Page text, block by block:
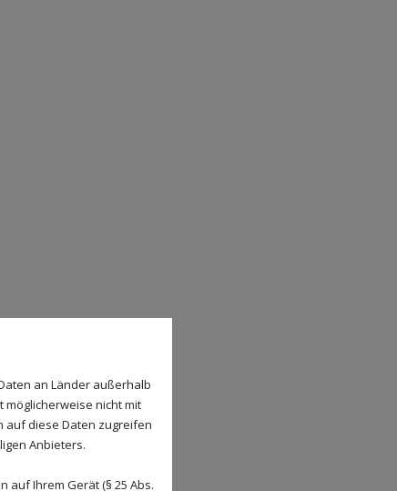
an Länder außerhalb
möglicherweise nicht mit
auf diese Daten zugreifen
Anbieters.
auf Ihrem Gerät (§ 25 Abs.